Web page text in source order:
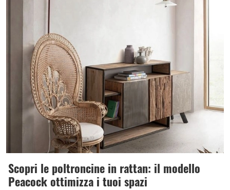
Scopri le poltroncine in rattan: il modello
Peacock ottimizza i tuoi spazi